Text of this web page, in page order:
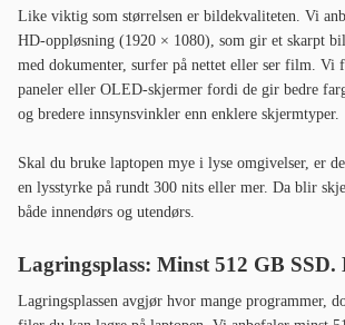
Like viktig som størrelsen er bildekvaliteten. Vi
HD-oppløsning (1920 × 1080), som gir et skarpt
med dokumenter, surfer på nettet eller ser film. Vi
paneler eller OLED-skjermer fordi de gir bedre
og bredere innsynsvinkler enn enklere skjermtyper.
Skal du bruke laptopen mye i lyse omgivelser, er
en lysstyrke på rundt 300 nits eller mer. Da blir
både innendørs og utendørs.
Lagringsplass: Minst 512 GB
Lagringsplassen avgjør hvor mange programmer,